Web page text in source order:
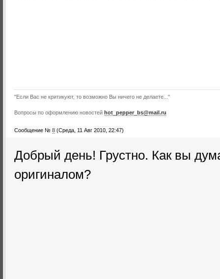
"Если Вас не критикуют, то возможно Вы ничего не делаете..."
Вопросы по оформлению новостей hot_pepper_bs@mail.ru
Сообщение № 8 (Среда, 11 Авг 2010, 22:47)
Добрый день! Грустно. Как вы
оригиналом?